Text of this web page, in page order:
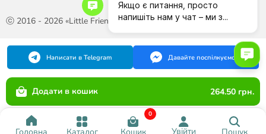
Каталог Кошик
0
Увійти Пошук
Додати в кошик 264.50 грн.
ⓒ 2016 - 2026 «Little Friend»
Написати в Telegram Давайте поспілкуємося